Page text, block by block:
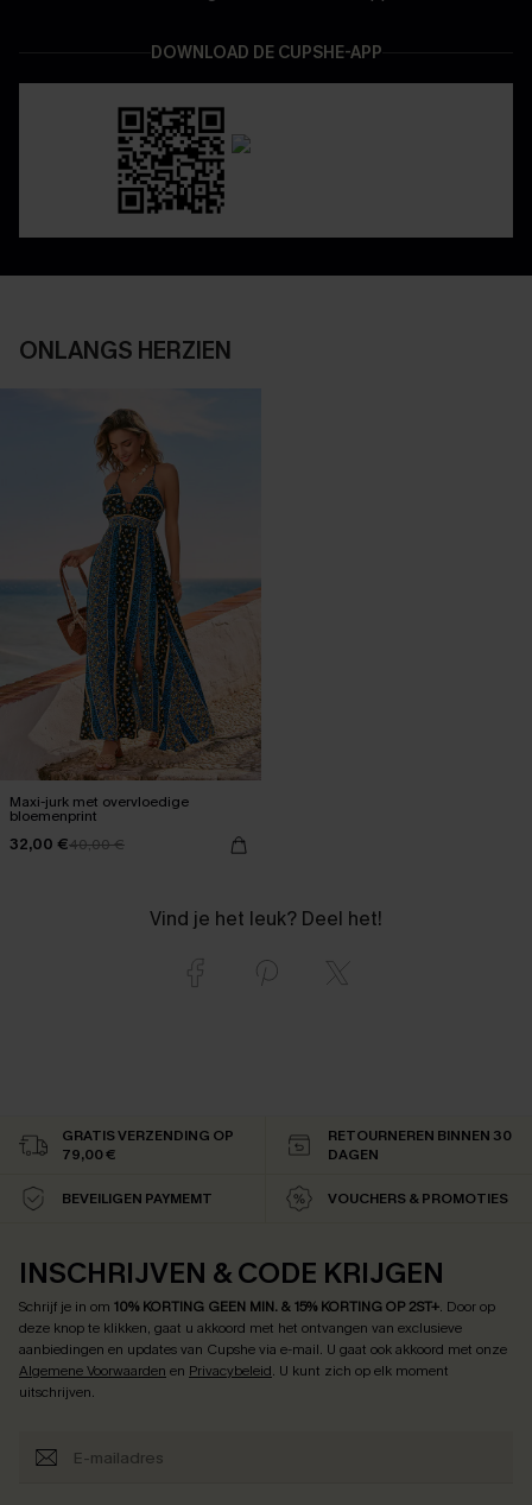
DOWNLOAD DE CUPSHE-APP
ONLANGS HERZIEN
Maxi-jurk met overvloedige
bloemenprint
32,00 €40,00 €
Vind je het leuk? Deel het!
GRATIS VERZENDING OP
79,00 €
RETOURNEREN BINNEN 30
DAGEN
BEVEILIGEN PAYMEMT VOUCHERS & PROMOTIES
INSCHRIJVEN & CODE KRIJGEN
Schrijf je in om 10% KORTING GEEN MIN. & 15% KORTING OP 2ST+. Door op
deze knop te klikken, gaat u akkoord met het ontvangen van exclusieve
aanbiedingen en updates van Cupshe via e-mail. U gaat ook akkoord met onze
Algemene Voorwaarden en Privacybeleid. U kunt zich op elk moment
uitschrijven.